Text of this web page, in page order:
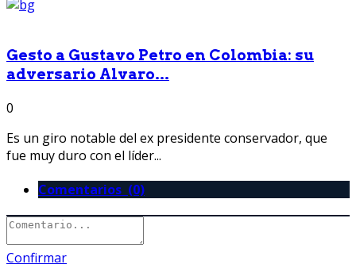
Gesto a Gustavo Petro en Colombia: su
adversario Alvaro...
0
Es un giro notable del ex presidente conservador, que
fue muy duro con el líder...
Comentarios (0)
Confirmar